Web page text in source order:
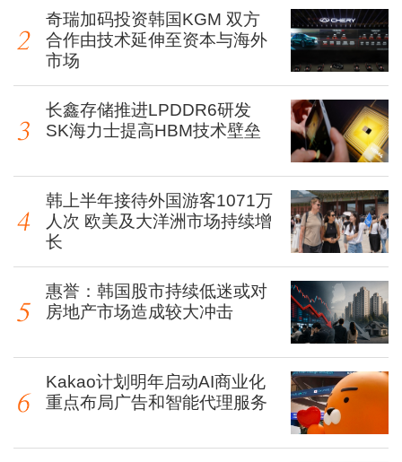
奇瑞加码投资韩国KGM 双方
合作由技术延伸至资本与海外
市场
长鑫存储推进LPDDR6研发
SK海力士提高HBM技术壁垒
韩上半年接待外国游客1071万
人次 欧美及大洋洲市场持续增
长
惠誉：韩国股市持续低迷或对
房地产市场造成较大冲击
Kakao计划明年启动AI商业化
重点布局广告和智能代理服务